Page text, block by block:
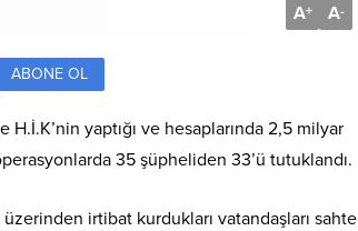
A+ A-
ABONE OL
yaptığı ve hesaplarında 2,5 milyar
35 şüpheliden 33’ü tutuklandı.
irtibat kurdukları vatandaşları sahte